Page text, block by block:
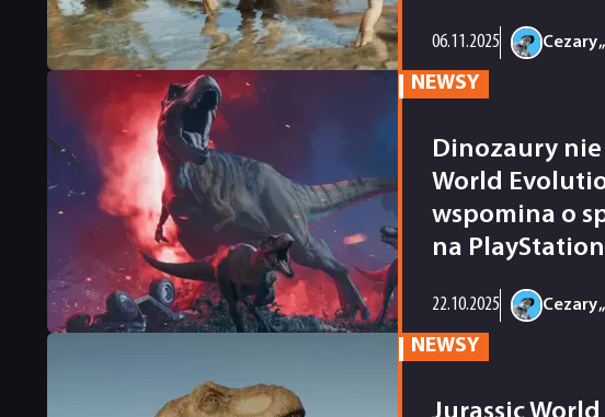
06.11.2025 Cezary
NEWSY
Dinozaury nie
World
wspomina o
na PlayStation
22.10.2025 Cezary
NEWSY